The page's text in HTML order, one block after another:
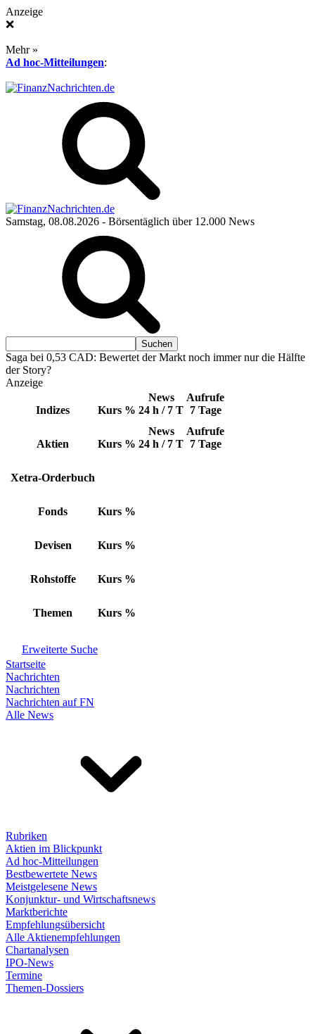
Anzeige
❌
Mehr »
Ad hoc-Mitteilungen:
Samstag, 08.08.2026 - Börsentäglich über 12.000 News
Saga bei 0,53 CAD: Bewertet der Markt noch immer nur die Hälfte
der Story?
Anzeige
Indizes Kurs %
News
24 h / 7 T
Aufrufe
7 Tage
Aktien Kurs %
News
24 h / 7 T
Aufrufe
7 Tage
Xetra-Orderbuch
Fonds Kurs %
Devisen Kurs %
Rohstoffe Kurs %
Themen Kurs %
Erweiterte Suche
Startseite
Nachrichten
Nachrichten
Nachrichten auf FN
Alle News
Rubriken
Aktien im Blickpunkt
Ad hoc-Mitteilungen
Bestbewertete News
Meistgelesene News
Konjunktur- und Wirtschaftsnews
Marktberichte
Empfehlungsübersicht
Alle Aktienempfehlungen
Chartanalysen
IPO-News
Termine
Themen-Dossiers